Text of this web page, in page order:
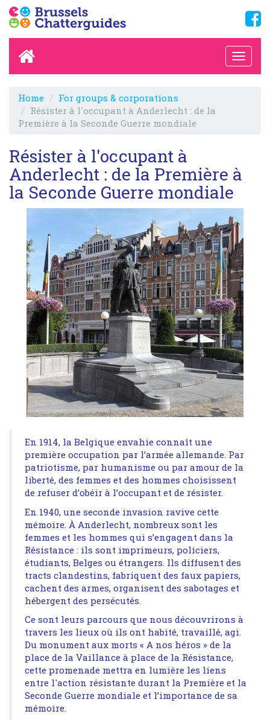
Home
For groups & corporations
Résister à l'occupant à Anderlecht : de la
Première à la Seconde Guerre mondiale
Résister à l'occupant à
Anderlecht : de la Première à
la Seconde Guerre mondiale
En 1914, la Belgique envahie connaît une
première occupation par l’armée allemande. Par
patriotisme, par humanisme ou par amour de la
liberté, des femmes et des hommes choisissent
de refuser d’obéir à l’occupant et de résister.
En 1940, une seconde invasion ravive cette
mémoire. À Anderlecht, nombreux sont les
femmes et les hommes qui s’engagent dans la
Résistance : ils sont imprimeurs, policiers,
étudiants, Belges ou étrangers. Ils diffusent des
tracts clandestins, fabriquent des faux papiers,
cachent des armes, organisent des sabotages et
hébergent des persécutés.
Ce sont leurs parcours que nous découvrirons à
travers les lieux où ils ont habité, travaillé, agi.
Du monument aux morts « A nos héros » de la
place de la Vaillance à place de la Résistance,
cette promenade mettra en lumière les liens
entre l'action résistante durant la Première et la
Seconde Guerre mondiale et l’importance de sa
mémoire.